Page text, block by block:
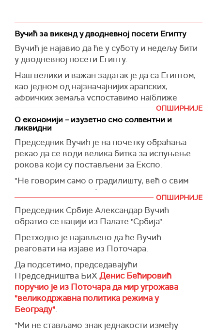
Вучић за викенд у дводневној посети Египту
Вучић је најавио да ће у суботу и недељу бити
у дводневној посети Египту.
Наш велики и важан задатак је да са Египтом,
као једном од најзначајнијих арапских,
афричких земаља успоставимо најближе
могуће односе, рекао је Вучић.
Најавио је да ће имати билатерални сусрет са
ће бити потписан уговор о слободној
трговини, чиме ће 87 одсто наших
пољопривредних производа имати апсолутно
зелено светло за улазак на египатско
Након тога ће, 17. и 18. јула ићи у Лондон на
састанак Европске политичке заједнице.
Најавио је и једну важну посету Србији, као и
велике економске догађаје.
ОПШИРНИЈЕ
О економији – изузетно смо солвентни и
ликвидни
Председник Вучић је на почетку обраћања
рекао да се води велика битка за испуњење
рокова који су постављени за Експо.
"Не говорим само о градилишту, већ о свим
нашим задацима, инфраструктурним радовима
које смо преузели. Ипак, у највећој мери
успевамо заваљујући огромном труду
радника", рекао је Вучић.
Навео је и да су финансије добре, али да
постоји велика волатилност на тржишту
енергетике.
"Очекује се да струја данас и сутра буде
најскупља у последњим месецима, и зимски
рекорди потрошње се обарају, нисмо
веровали да ћемо лети трошити више струје.
Верујемо да ћемо отварањем Блока 3 у
ОПШИРНИЈЕ
Председник Србије Александар Вучић
обратио се нацији из Палате "Србија".
Претходно је најављено да ће Вучић
реаговати на изјаве из Поточара.
Да подсетимо, председавајући
Председништва БиХДенис Бећировић
поручио је из Поточара да мир угрожава
"великодржавна политика режима у
Београду".
"Ми не стављамо знак једнакости између